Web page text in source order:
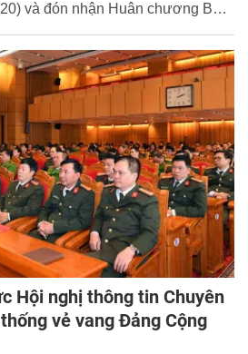
và đón nhận Huân chương Bảo
Phó Bí thư Đảng ủy CATW, Thứ
trì buổi Lễ.
Hội nghị thông tin Chuyên
vẻ vang Đảng Cộng